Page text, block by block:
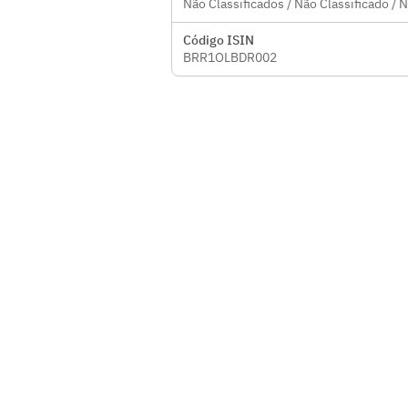
Não Classificados / Não Classificado /
Código ISIN
BRR1OLBDR002